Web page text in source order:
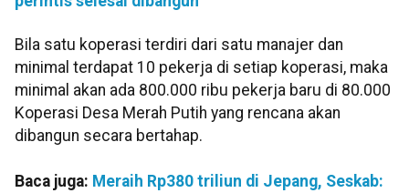
Bila satu koperasi terdiri dari satu manajer dan
minimal terdapat 10 pekerja di setiap koperasi, maka
minimal akan ada 800.000 ribu pekerja baru di 80.000
Koperasi Desa Merah Putih yang rencana akan
dibangun secara bertahap.
Baca juga: Meraih Rp380 triliun di Jepang, Seskab: